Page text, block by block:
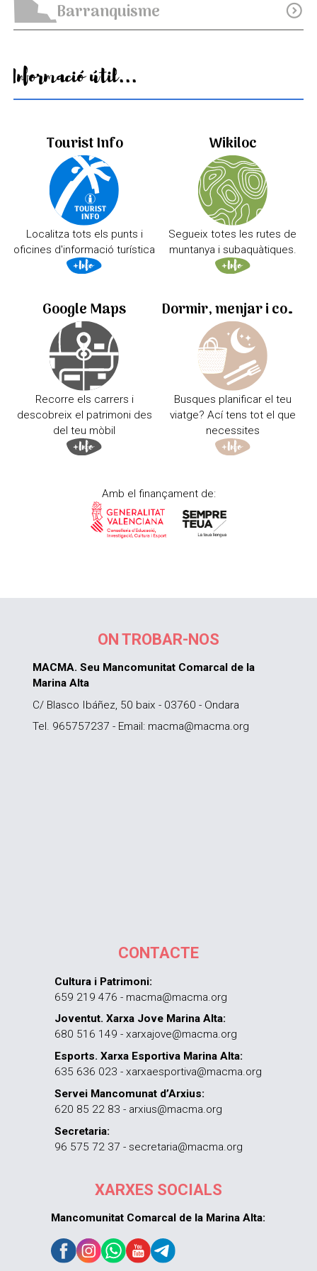
Barranquisme expand_circle_down
Informació útil...
Tourist Info
Localitza tots els punts i
oficines d'informació turística
Wikiloc
Segueix totes les rutes de
muntanya i subaquàtiques.
Google Maps
Recorre els carrers i
descobreix el patrimoni des
del teu mòbil
Dormir, menjar i comprar
Busques planificar el teu
viatge? Ací tens tot el que
necessites
Amb el finançament de:
ON TROBAR-NOS
MACMA. Seu Mancomunitat Comarcal de la
Marina Alta
C/ Blasco Ibáñez, 50 baix - 03760 - Ondara
Tel. 965757237 - Email: macma@macma.org
CONTACTE
Cultura i Patrimoni:
659 219 476 - macma@macma.org
Joventut. Xarxa Jove Marina Alta:
680 516 149 - xarxajove@macma.org
Esports. Xarxa Esportiva Marina Alta:
635 636 023 - xarxaesportiva@macma.org
Servei Mancomunat d’Arxius:
620 85 22 83 - arxius@macma.org
Secretaria:
96 575 72 37 - secretaria@macma.org
XARXES SOCIALS
Mancomunitat Comarcal de la Marina Alta: